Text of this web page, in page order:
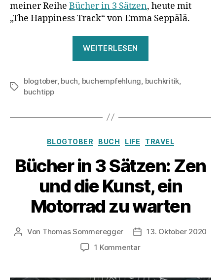
meiner Reihe Bücher in 3 Sätzen, heute mit
„The Happiness Track“ von Emma Seppälä.
WEITERLESEN
Sätzen:
Track“
Emma
Seppälä“
Schlagwörter
blogtober, buch buchempfehlung buchkritik
buchtipp
Kategorien
BLOGTOBER BUCH LIFE TRAVEL
Bücher in 3 Sätzen: Zen
und die Kunst, ein
Motorrad zu warten
Beitragsautor
Von Thomas Sommeregger
13. Oktober 2020
1 Kommentarzu